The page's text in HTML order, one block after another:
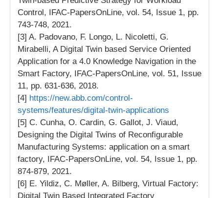
Control, IFAC-PapersOnLine, vol. 54, Issue 1, pp.
743-748, 2021.
[3] A. Padovano, F. Longo, L. Nicoletti, G.
Mirabelli, A Digital Twin based Service Oriented
Application for a 4.0 Knowledge Navigation in the
Smart Factory, IFAC-PapersOnLine, vol. 51, Issue
11, pp. 631-636, 2018.
[4] https://new.abb.com/control-
systems/features/digital-twin-applications
[5] C. Cunha, O. Cardin, G. Gallot, J. Viaud,
Designing the Digital Twins of Reconfigurable
Manufacturing Systems: application on a smart
factory, IFAC-PapersOnLine, vol. 54, Issue 1, pp.
874-879, 2021.
[6] E. Yildiz, C. Møller, A. Bilberg, Virtual Factory:
Digital Twin Based Integrated Factory